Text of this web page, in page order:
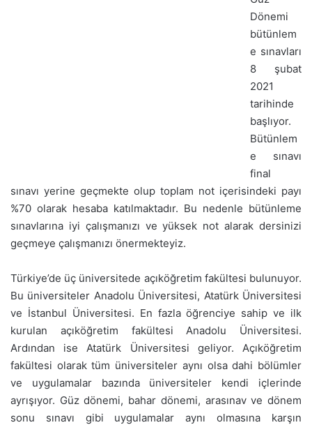
Dönemi
bütünlem
e sınavları
8 şubat
2021
tarihinde
başlıyor.
Bütünlem
e sınavı
final
sınavı yerine geçmekte olup toplam not içerisindeki payı
%70 olarak hesaba katılmaktadır. Bu nedenle bütünleme
sınavlarına iyi çalışmanızı ve yüksek not alarak dersinizi
geçmeye çalışmanızı önermekteyiz.
Türkiye’de üç üniversitede açıköğretim fakültesi bulunuyor.
Bu üniversiteler Anadolu Üniversitesi, Atatürk Üniversitesi
ve İstanbul Üniversitesi. En fazla öğrenciye sahip ve ilk
kurulan açıköğretim fakültesi Anadolu Üniversitesi.
Ardından ise Atatürk Üniversitesi geliyor. Açıköğretim
fakültesi olarak tüm üniversiteler aynı olsa dahi bölümler
ve uygulamalar bazında üniversiteler kendi içlerinde
ayrışıyor. Güz dönemi, bahar dönemi, arasınav ve dönem
sonu sınavı gibi uygulamalar aynı olmasına karşın